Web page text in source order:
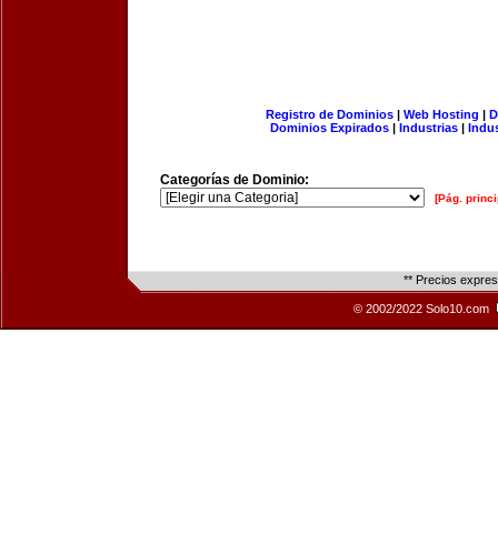
Registro de Dominios| Web Hosting |
Dominios Expirados | Industrias |
Categorías de Dominio:
[Pág.
** Precios
© 2002/2022 Solo10.com